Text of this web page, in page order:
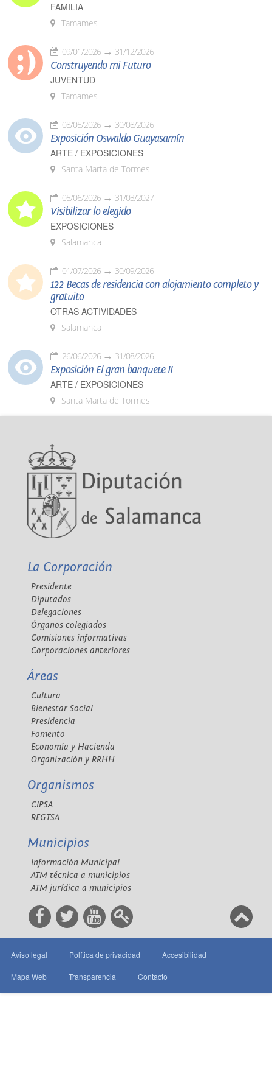
FAMILIA
Tamames
09/01/2026 31/12/2026
Construyendo mi Futuro
JUVENTUD
Tamames
08/05/2026 30/08/2026
Exposición Oswaldo Guayasamín
ARTE / EXPOSICIONES
Santa Marta de Tormes
05/06/2026 31/03/2027
Visibilizar lo elegido
EXPOSICIONES
Salamanca
01/07/2026 30/09/2026
122 Becas de residencia con alojamiento completo y
gratuito
OTRAS ACTIVIDADES
Salamanca
26/06/2026 31/08/2026
Exposición El gran banquete II
ARTE / EXPOSICIONES
Santa Marta de Tormes
La Corporación
Presidente
Diputados
Delegaciones
Órganos colegiados
Comisiones informativas
Corporaciones anteriores
Áreas
Cultura
Bienestar Social
Presidencia
Fomento
Economía y Hacienda
Organización y RRHH
Organismos
CIPSA
REGTSA
Municipios
Información Municipal
ATM técnica a municipios
ATM jurídica a municipios
Aviso legal Política de privacidad Accesibilidad
Mapa Web Transparencia Contacto